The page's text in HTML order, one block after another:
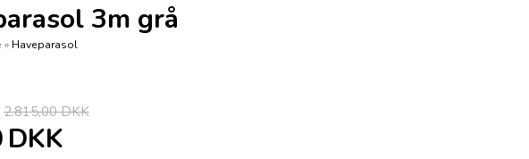
3m grå
» Haveparasol
2.815,00 DKK
DKK